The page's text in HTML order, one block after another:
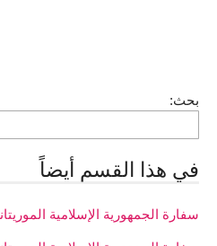
بحث:
في هذا القسم أيضاً
سفارة الجمهورية الإسلامية